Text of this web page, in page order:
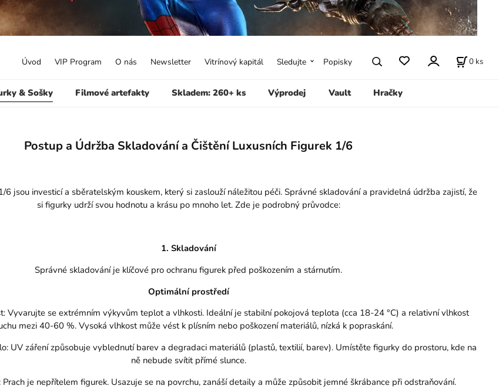
& Sošky Filmové artefakty Skladem: 260+ ks Výprodej Vault Hračky
Úvod VIP Program O nás Newsletter Vitrínový kapitál Sledujte Popisky 0 ks
Postup a Údržba Skladování a Čištění Luxusních Figurek 1/6
6 jsou investicí a sběratelským kouskem, který si zaslouží náležitou péči. Správné skladování a pravidelná údržba zajistí, že
si figurky udrží svou hodnotu a krásu po mnoho let. Zde je podrobný průvodce:
1. Skladování
Správné skladování je klíčové pro ochranu figurek před poškozením a stárnutím.
Optimální prostředí
Vyvarujte se extrémním výkyvům teplot a vlhkosti. Ideální je stabilní pokojová teplota (cca 18-24 °C) a relativní vlhkost
mezi 40-60 %. Vysoká vlhkost může vést k plísním nebo poškození materiálů, nízká k popraskání.
UV záření způsobuje vyblednutí barev a degradaci materiálů (plastů, textilií, barev). Umístěte figurky do prostoru, kde na
ně nebude svítit přímé slunce.
je nepřítelem figurek. Usazuje se na povrchu, zanáší detaily a může způsobit jemné škrábance při odstraňování.